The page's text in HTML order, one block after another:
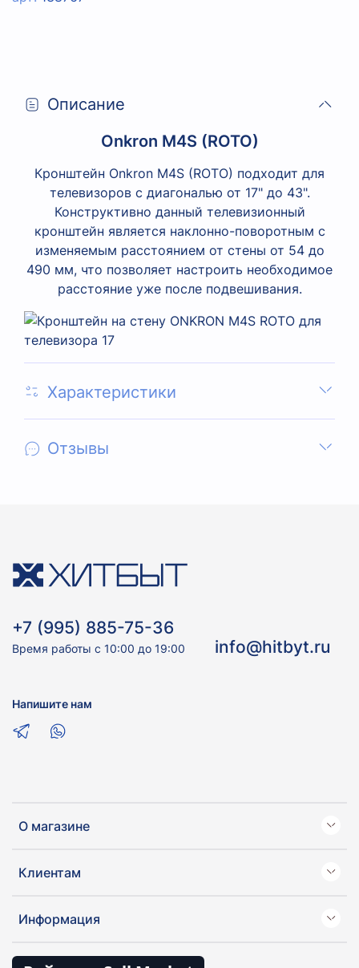
Описание
Onkron M4S (ROTO)
Кронштейн Onkron M4S (ROTO) подходит для
телевизоров с диагональю от 17" до 43".
Конструктивно данный телевизионный
кронштейн является наклонно-поворотным с
изменяемым расстоянием от стены от 54 до
490 мм, что позволяет настроить необходимое
расстояние уже после подвешивания.
Характеристики
Отзывы
О магазине
Клиентам
Информация
+7 (995) 885-75-36
Время работы с 10:00 до 19:00 info@hitbyt.ru
Напишите нам